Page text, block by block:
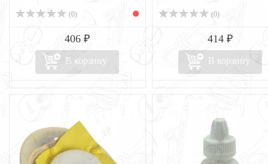
(0)
406 ₽
В корзину
(0)
414 ₽
В корзину